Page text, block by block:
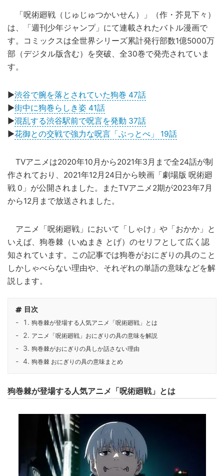
「呪術廻戦（じゅじゅつかいせん）」（作・芥見下々）
は、「週刊少年ジャンプ」にて連載されたバトル漫画で
す。コミックスは全世界シリーズ累計発行部数1億5000万
部（デジタル版含む）を突破、全30巻で発売されていま
す。
▶渋谷で腕を落とされていた狗巻 47話
▶街中に狗巻らしき姿 41話
▶混乱する渋谷駅前で呪言を発動 37話
▶花御との交戦で強力な呪言「ぶっとべ」 19話
TVアニメは2020年10月から2021年3月まで全24話が制
作されており、2021年12月24日から映画「劇場版 呪術廻
戦 0」が公開されました。またTVアニメ2期が2023年7月
から12月まで放送されました。
アニメ「呪術廻戦」において「しゃけ」や「おかか」と
いえば、狗巻棘（いぬまき とげ）のセリフとして広く認
知されています。この記事では狗巻がおにぎりの具のこと
しかしゃべらない理由や、それぞれの単語の意味などを解
説します。
目次
狗巻棘が登場する人気アニメ「呪術廻戦」とは
アニメ「呪術廻戦」おにぎりの具の意味を解説
狗巻棘がおにぎりの具しか話さない理由
狗巻棘 おにぎりの具の意味まとめ
狗巻棘が登場する人気アニメ「呪術廻戦」とは